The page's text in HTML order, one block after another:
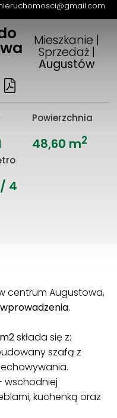
Mieszkanie |
Sprzedaż |
Augustów
Powierzchnia
48,60 m2
4
centrum Augustowa,
składa się z:
szafą z
wschodniej
kuchenką oraz